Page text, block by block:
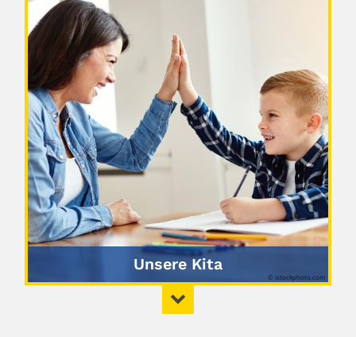
Unsere Kita
© istockphoto.com